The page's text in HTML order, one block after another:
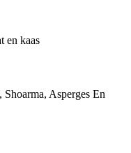
en kaas
Asperges En